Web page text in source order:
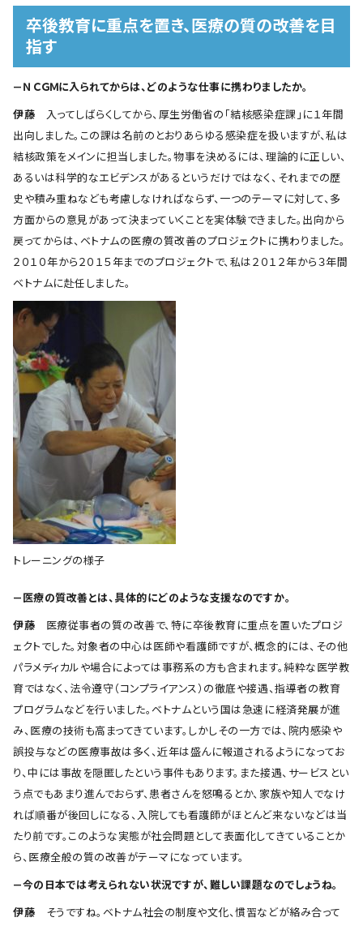
卒後教育に重点を置き、医療の質の改善を目
指す
―ＮＣＧＭに入られてからは、どのような仕事に携わりましたか。
伊藤 入ってしばらくしてから、厚生労働省の「結核感染症課」に１年間
出向しました。この課は名前のとおりあらゆる感染症を扱いますが、私は
結核政策をメインに担当しました。物事を決めるには、理論的に正しい、
あるいは科学的なエビデンスがあるというだけではなく、それまでの歴
史や積み重ねなども考慮しなければならず、一つのテーマに対して、多
方面からの意見があって決まっていくことを実体験できました。出向から
戻ってからは、ベトナムの医療の質改善のプロジェクトに携わりました。
２０１０年から２０１５年までのプロジェクトで、私は２０１２年から３年間
ベトナムに赴任しました。
トレーニングの様子
―医療の質改善とは、具体的にどのような支援なのですか。
伊藤 医療従事者の質の改善で、特に卒後教育に重点を置いたプロジ
ェクトでした。対象者の中心は医師や看護師ですが、概念的には、その他
パラメディカルや場合によっては事務系の方も含まれます。純粋な医学教
育ではなく、法令遵守（コンプライアンス）の徹底や接遇、指導者の教育
プログラムなどを行いました。ベトナムという国は急速に経済発展が進
み、医療の技術も高まってきています。しかしその一方では、院内感染や
誤投与などの医療事故は多く、近年は盛んに報道されるようになってお
り、中には事故を隠匿したという事件もあります。また接遇、サービスとい
う点でもあまり進んでおらず、患者さんを怒鳴るとか、家族や知人でなけ
れば順番が後回しになる、入院しても看護師がほとんど来ないなどは当
たり前です。このような実態が社会問題として表面化してきていることか
ら、医療全般の質の改善がテーマになっています。
―今の日本では考えられない状況ですが、難しい課題なのでしょうね。
伊藤 そうですね。ベトナム社会の制度や文化、慣習などが絡み合って